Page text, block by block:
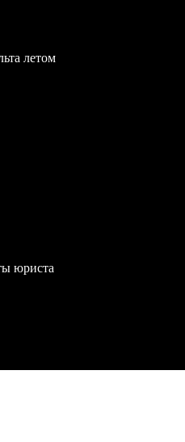
летом
юриста